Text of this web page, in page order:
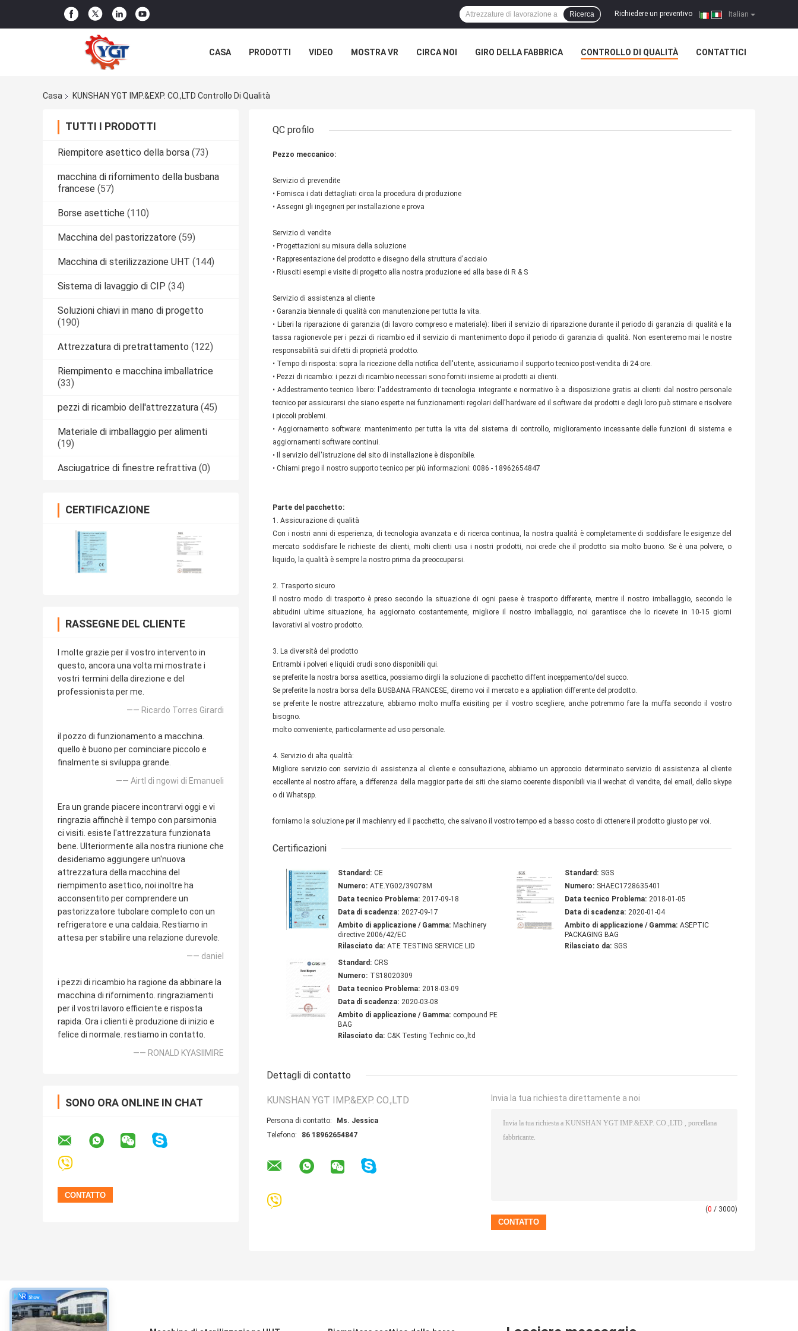
Italian
Richiedere un preventivo |
Ricerca
CASA PRODOTTI VIDEO MOSTRA VR CIRCA NOI GIRO DELLA FABBRICA CONTROLLO DI QUALITÀ CONTATTICI
Casa
KUNSHAN YGT IMP.&EXP. CO.,LTD Controllo Di Qualità
TUTTI I PRODOTTI
Riempitore asettico della borsa (73)
macchina di rifornimento della busbana
francese (57)
Borse asettiche (110)
Macchina del pastorizzatore (59)
Macchina di sterilizzazione UHT (144)
Sistema di lavaggio di CIP (34)
Soluzioni chiavi in mano di progetto
(190)
Attrezzatura di pretrattamento (122)
Riempimento e macchina imballatrice
(33)
pezzi di ricambio dell'attrezzatura (45)
Materiale di imballaggio per alimenti
(19)
Asciugatrice di finestre refrattiva (0)
CERTIFICAZIONE
RASSEGNE DEL CLIENTE
I molte grazie per il vostro intervento in
questo, ancora una volta mi mostrate i
vostri termini della direzione e del
professionista per me.
—— Ricardo Torres Girardi
il pozzo di funzionamento a macchina.
quello è buono per cominciare piccolo e
finalmente si sviluppa grande.
—— Airtl di ngowi di Emanueli
Era un grande piacere incontrarvi oggi e vi
ringrazia affinchè il tempo con parsimonia
ci visiti. esiste l'attrezzatura funzionata
bene. Ulteriormente alla nostra riunione che
desideriamo aggiungere un'nuova
attrezzatura della macchina del
riempimento asettico, noi inoltre ha
acconsentito per comprendere un
pastorizzatore tubolare completo con un
refrigeratore e una caldaia. Restiamo in
attesa per stabilire una relazione durevole.
—— daniel
i pezzi di ricambio ha ragione da abbinare la
macchina di rifornimento. ringraziamenti
per il vostri lavoro efficiente e risposta
rapida. Ora i clienti è produzione di inizio e
felice di normale. restiamo in contatto.
—— RONALD KYASIIMIRE
SONO ORA ONLINE IN CHAT
QC profilo
Pezzo meccanico:
Servizio di prevendite
• Fornisca i dati dettagliati circa la procedura di produzione
• Assegni gli ingegneri per installazione e prova
Servizio di vendite
• Progettazioni su misura della soluzione
• Rappresentazione del prodotto e disegno della struttura d'acciaio
• Riusciti esempi e visite di progetto alla nostra produzione ed alla base di R & S
Servizio di assistenza al cliente
• Garanzia biennale di qualità con manutenzione per tutta la vita.
• Liberi la riparazione di garanzia (di lavoro compreso e materiale): liberi il servizio di riparazione durante il periodo di garanzia di qualità e la
tassa ragionevole per i pezzi di ricambio ed il servizio di mantenimento dopo il periodo di garanzia di qualità. Non esenteremo mai le nostre
responsabilità sui difetti di proprietà prodotto.
• Tempo di risposta: sopra la ricezione della notifica dell'utente, assicuriamo il supporto tecnico post-vendita di 24 ore.
• Pezzi di ricambio: i pezzi di ricambio necessari sono forniti insieme ai prodotti ai clienti.
• Addestramento tecnico libero: l'addestramento di tecnologia integrante e normativo è a disposizione gratis ai clienti dal nostro personale
tecnico per assicurarsi che siano esperte nei funzionamenti regolari dell'hardware ed il software dei prodotti e degli loro può stimare e risolvere
i piccoli problemi.
• Aggiornamento software: mantenimento per tutta la vita del sistema di controllo, miglioramento incessante delle funzioni di sistema e
aggiornamenti software continui.
• Il servizio dell'istruzione del sito di installazione è disponibile.
• Chiami prego il nostro supporto tecnico per più informazioni: 0086 - 18962654847
Parte del pacchetto:
1. Assicurazione di qualità
Con i nostri anni di esperienza, di tecnologia avanzata e di ricerca continua, la nostra qualità è completamente di soddisfare le esigenze del
mercato soddisfare le richieste dei clienti, molti clienti usa i nostri prodotti, noi crede che il prodotto sia molto buono. Se è una polvere, o
liquido, la qualità è sempre la nostro prima da preoccuparsi.
2. Trasporto sicuro
Il nostro modo di trasporto è preso secondo la situazione di ogni paese è trasporto differente, mentre il nostro imballaggio, secondo le
abitudini ultime situazione, ha aggiornato costantemente, migliore il nostro imballaggio, noi garantisce che lo ricevete in 10-15 giorni
lavorativi al vostro prodotto.
3. La diversità del prodotto
Entrambi i polveri e liquidi crudi sono disponibili qui.
se preferite la nostra borsa asettica, possiamo dirgli la soluzione di pacchetto diffent inceppamento/del succo.
Se preferite la nostra borsa della BUSBANA FRANCESE, diremo voi il mercato e a appliation differente del prodotto.
se preferite le nostre attrezzature, abbiamo molto muffa exisiting per il vostro scegliere, anche potremmo fare la muffa secondo il vostro
bisogno.
molto conveniente, particolarmente ad uso personale.
4. Servizio di alta qualità:
Migliore servizio con servizio di assistenza al cliente e consultazione, abbiamo un approccio determinato servizio di assistenza al cliente
eccellente al nostro affare, a differenza della maggior parte dei siti che siamo coerente disponibili via il wechat di vendite, del email, dello skype
o di Whatspp.
forniamo la soluzione per il machienry ed il pacchetto, che salvano il vostro tempo ed a basso costo di ottenere il prodotto giusto per voi.
Certificazioni
Standard: CE
Numero: ATE.YG02/39078M
Data tecnico Problema: 2017-09-18
Data di scadenza: 2027-09-17
Ambito di applicazione / Gamma: Machinery
directive 2006/42/EC
Rilasciato da: ATE TESTING SERVICE LID
Standard: SGS
Numero: SHAEC1728635401
Data tecnico Problema: 2018-01-05
Data di scadenza: 2020-01-04
Ambito di applicazione / Gamma: ASEPTIC
PACKAGING BAG
Rilasciato da: SGS
Standard: CRS
Numero: TS18020309
Data tecnico Problema: 2018-03-09
Data di scadenza: 2020-03-08
Ambito di applicazione / Gamma: compound PE
BAG
Rilasciato da: C&K Testing Technic co.,ltd
Dettagli di contatto
KUNSHAN YGT IMP.&EXP. CO.,LTD
Persona di contatto:
Ms. Jessica
Telefono:
86 18962654847
Invia la tua richiesta direttamente a noi
(0 / 3000)